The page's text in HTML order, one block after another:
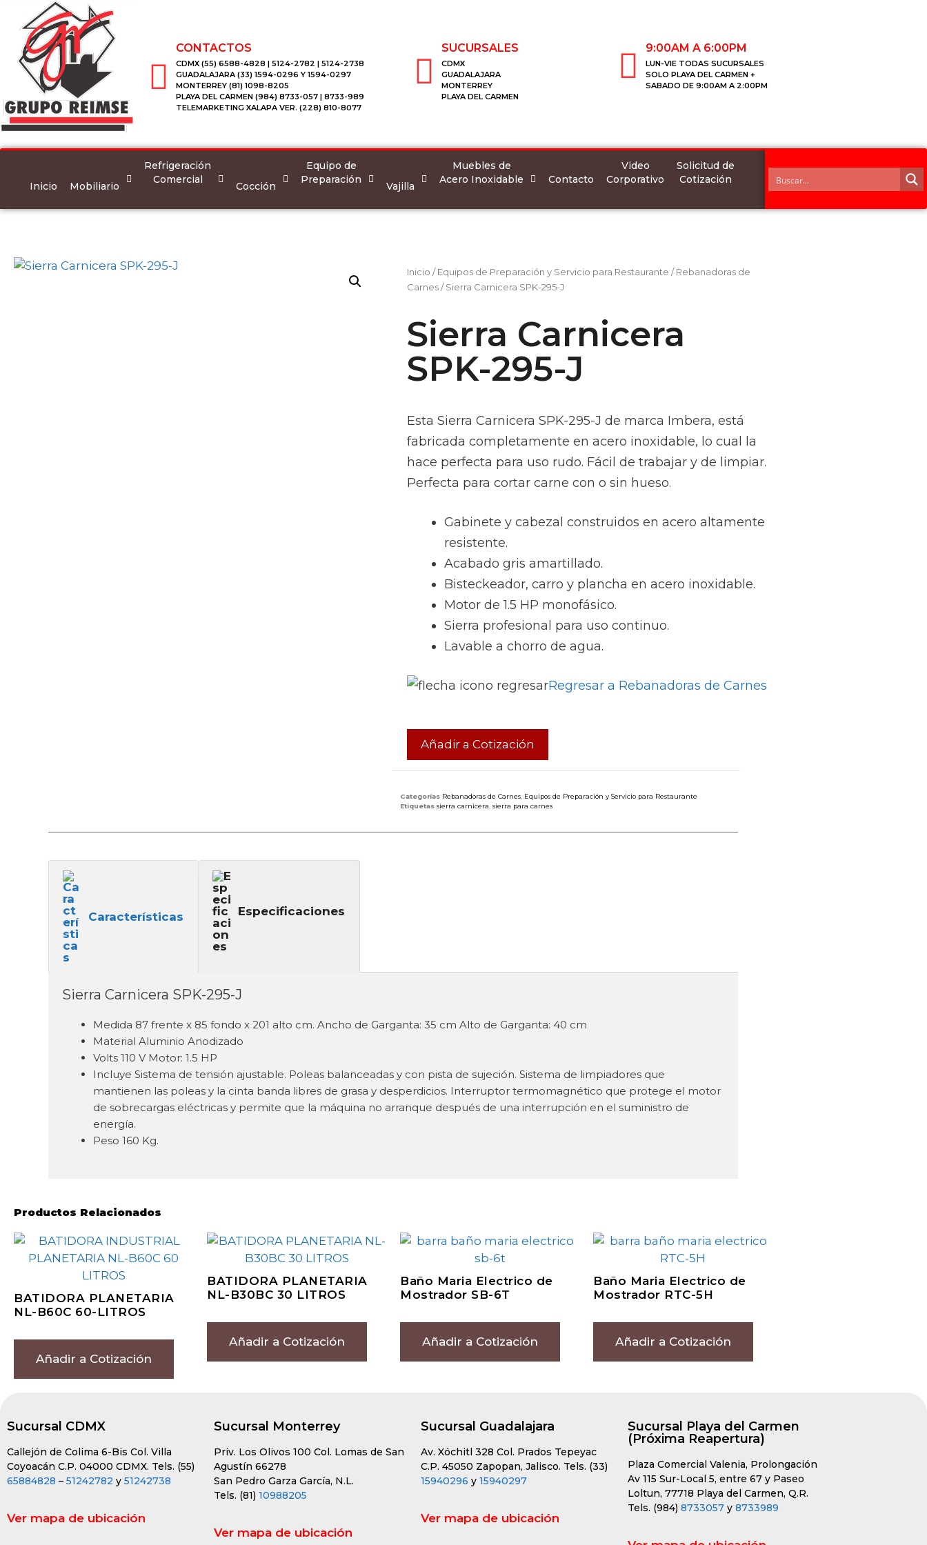
CONTACTOS
CDMX (55) 6588-4828 | 5124-2782 | 5124-2738
GUADALAJARA (33) 1594-0296 Y 1594-0297
MONTERREY (81) 1098-8205
PLAYA DEL CARMEN (984) 8733-057 | 8733-989
TELEMARKETING XALAPA VER. (228) 810-8077
SUCURSALES
CDMX
GUADALAJARA
MONTERREY
PLAYA DEL CARMEN
9:00AM A 6:00PM
LUN-VIE TODAS SUCURSALES
SOLO PLAYA DEL CARMEN +
SABADO DE 9:00AM A 2:00PM
Inicio Mobiliario
Refrigeración
Comercial
Cocción
Equipo de
Preparación
Vajilla
Muebles de
Acero Inoxidable
Contacto
Video
Corporativo
Solicitud de
Cotización
Inicio /Equipos de Preparación y Servicio para Restaurante /Rebanadoras de
Carnes/ Sierra Carnicera SPK-295-J
Sierra Carnicera
SPK-295-J
Esta Sierra Carnicera SPK-295-J de marca Imbera, está
fabricada completamente en acero inoxidable, lo cual la
hace perfecta para uso rudo. Fácil de trabajar y de limpiar.
Perfecta para cortar carne con o sin hueso.
Gabinete y cabezal construidos en acero altamente
resistente.
Acabado gris amartillado.
Bisteckeador, carro y plancha en acero inoxidable.
Motor de 1.5 HP monofásico.
Sierra profesional para uso continuo.
Lavable a chorro de agua.
Regresar a Rebanadoras de Carnes
Añadir a Cotización
Categorías Rebanadoras de Carnes Equipos de Preparación y Servicio para Restaurante
Etiquetas sierra carnicera sierra para carnes
Características Especificaciones
Sierra Carnicera SPK-295-J
Medida 87 frente x 85 fondo x 201 alto cm. Ancho de Garganta: 35 cm Alto de Garganta: 40 cm
Material Aluminio Anodizado
Volts 110 V Motor: 1.5 HP
Incluye Sistema de tensión ajustable. Poleas balanceadas y con pista de sujeción. Sistema de limpiadores que
mantienen las poleas y la cinta banda libres de grasa y desperdicios. Interruptor termomagnético que protege el motor
de sobrecargas eléctricas y permite que la máquina no arranque después de una interrupción en el suministro de
energía.
Peso 160 Kg.
Productos Relacionados
BATIDORA PLANETARIA
NL-B60C 60-LITROS
Añadir a Cotización
BATIDORA PLANETARIA
NL-B30BC 30 LITROS
Añadir a Cotización
Baño Maria Electrico de
Mostrador SB-6T
Añadir a Cotización
Baño Maria Electrico de
Mostrador RTC-5H
Añadir a Cotización
Sucursal CDMX
Callejón de Colima 6-Bis Col. Villa
Coyoacán C.P. 04000 CDMX. Tels. (55)
65884828 – 51242782 y 51242738
Ver mapa de ubicación
Sucursal Monterrey
Priv. Los Olivos 100 Col. Lomas de San
Agustín 66278
San Pedro Garza García, N.L.
Tels. (81) 10988205
Ver mapa de ubicación
Sucursal Guadalajara
Av. Xóchitl 328 Col. Prados Tepeyac
C.P. 45050 Zapopan, Jalisco. Tels. (33)
15940296 y 15940297
Ver mapa de ubicación
Sucursal Playa del Carmen
(Próxima Reapertura)
Plaza Comercial Valenia, Prolongación
Av 115 Sur-Local 5, entre 67 y Paseo
Loltun, 77718 Playa del Carmen, Q.R.
Tels. (984) 8733057 y 8733989